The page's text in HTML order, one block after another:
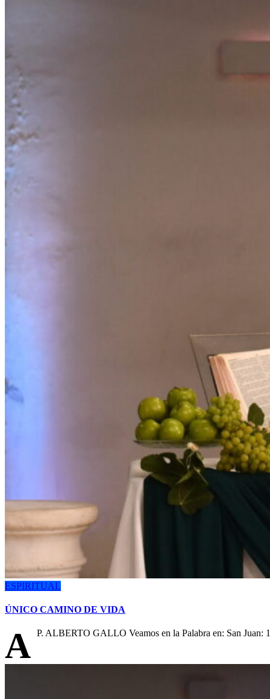
ESPIRITUAL
ÚNICO CAMINO DE VIDA
A P. ALBERTO GALLO Veamos en la Palabra en: San